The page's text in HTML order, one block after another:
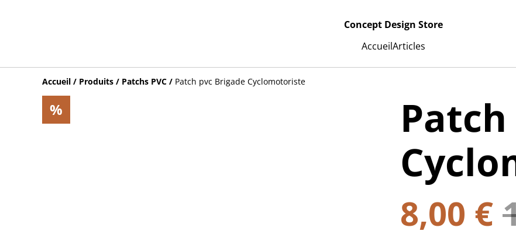
Concept Design Store
AccueilArticles
Accueil / Produits / Patchs PVC / Patch pvc Brigade Cyclomotoriste
%
8,00 €